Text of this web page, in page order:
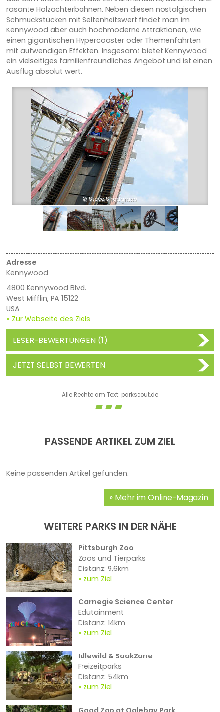
rasante Holzachterbahnen. Neben diesen nostalgischen
Schmuckstücken mit Seltenheitswert findet man im
Kennywood aber auch hochmoderne Attraktionen, wie
einen gigantischen Hypercoaster oder Themenfahrten
mit aufwendigen Effekten. Insgesamt bietet Kennywood
ein vielseitiges familienfreundliches Angebot und ist einen
Ausflug absolut wert.
© Steve Snodgrass
Adresse
Kennywood
4800 Kennywood Blvd.
West Mifflin, PA 15122
USA
» Zur Webseite des Ziels
LESER-BEWERTUNGEN (1)
JETZT SELBST BEWERTEN
Alle Rechte am Text: parkscout.de
PASSENDE ARTIKEL ZUM ZIEL
Keine passenden Artikel gefunden.
Mehr im Online-Magazin
WEITERE PARKS IN DER NÄHE
Pittsburgh Zoo
Zoos und Tierparks
Distanz: 9,6km
zum Ziel
Carnegie Science Center
Edutainment
Distanz: 14km
zum Ziel
Idlewild & SoakZone
Freizeitparks
Distanz: 54km
zum Ziel